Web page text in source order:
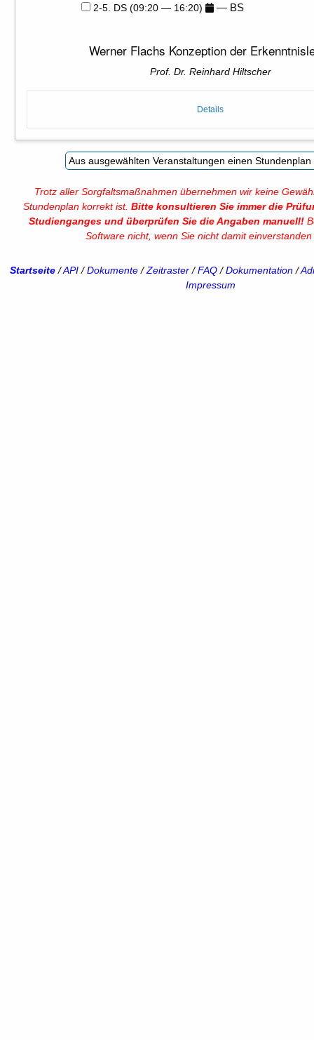
2-5. DS (09:20 — 16:20) — BS
Werner Flachs Konzeption der
Prof. Dr. Reinhard Hiltscher
Details
Trotz aller Sorgfaltsmaßnahmen übernehmen wir keine
Stundenplan korrekt ist. Bitte konsultieren Sie immer die
Studienganges und überprüfen Sie die Angaben manuell!
Software nicht, wenn Sie nicht damit einverstanden
Startseite/API/Dokumente/Zeitraster/FAQ/Dokumentation/
Impressum